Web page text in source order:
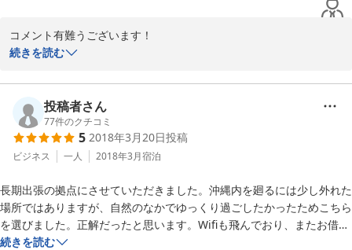
食洗器はありました。（手洗いした場合は、食洗器に入れて水を自然に
乾かすか・・・）
バスには、イスと手おけがありますし、市販のシャンプーリンス、ボデ
です。
近くにスーパーはコンビニがありますが、レンタカーを利用されるので
あれば、
不便なところは特にないと感じました。
コメント有難うございます！
気に入って頂けて嬉しい限りです☆
精進して参ります！
またのご宿泊も心よりお待ちしております！
2018-07-23
続きを読む
投稿者さん
77件のクチコミ
5 2018年3月20日投稿
ビジネス 一人 2018年3月宿泊
長期出張の拠点にさせていただきました。沖縄内を廻るには少し外れた
場所ではありますが、自然のなかでゆっくり過ごしたかったためこちら
を選びました。正解だったと思います。Wifiも飛んでおり、またお借り
した赤の部屋はデスクもあったので仕事も進めることが出来ました。
続きを読む